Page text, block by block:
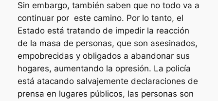
Sin embargo, también saben que no todo va a
continuar por este camino. Por lo tanto, el
Estado está tratando de impedir la reacción
de la masa de personas, que son asesinados,
empobrecidas y obligados a abandonar sus
hogares, aumentando la opresión. La policía
está atacando salvajemente declaraciones de
prensa en lugares públicos, las personas son